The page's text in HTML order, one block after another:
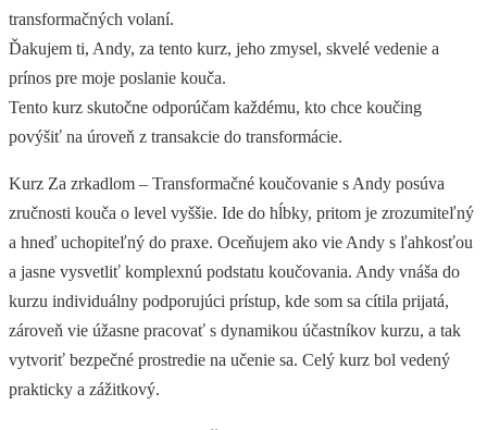
transformačných volaní.
Ďakujem ti, Andy, za tento kurz, jeho zmysel, skvelé vedenie a
prínos pre moje poslanie kouča.
Tento kurz skutočne odporúčam každému, kto chce koučing
povýšiť na úroveň z transakcie do transformácie.
Kurz Za zrkadlom – Transformačné koučovanie s Andy posúva
zručnosti kouča o level vyššie. Ide do hĺbky, pritom je zrozumiteľný
a hneď uchopiteľný do praxe. Oceňujem ako vie Andy s ľahkosťou
a jasne vysvetliť komplexnú podstatu koučovania. Andy vnáša do
kurzu individuálny podporujúci prístup, kde som sa cítila prijatá,
zároveň vie úžasne pracovať s dynamikou účastníkov kurzu, a tak
vytvoriť bezpečné prostredie na učenie sa. Celý kurz bol vedený
prakticky a zážitkový.